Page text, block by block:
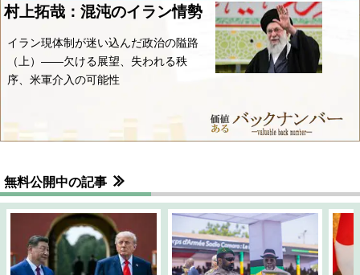
村上拓哉：混沌のイラン情勢
イラン現体制が迷い込んだ政治の隘路
（上）――欠ける展望、失われる秩
序、米軍介入の可能性
無料公開中の記事